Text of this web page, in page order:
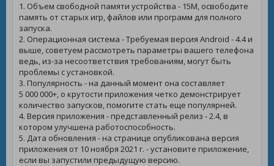
1. Объем свободной памяти устройства - 15M, освободите
память от старых игр, файлов или программ для полного
запуска.
2. Операционная система - Требуемая версия Android - 4.4 и
выше, советуем рассмотреть параметры вашего телефона
ведь, из-за несоответствия требованиям, могут быть
проблемы с установкой.
3. Популярность - на данный момент она составляет
5 000 000+, о крутости приложения четко демонстрирует
количество запусков, помогите стать еще популярней.
4. Версия приложения - представленный релиз - 2.4, в
котором улучшена работоспособность.
5. Дата обновления - на странице опубликована версия
приложения от 10 ноября 2021 г. - установите приложение,
если вы запустили предыдущую версию.